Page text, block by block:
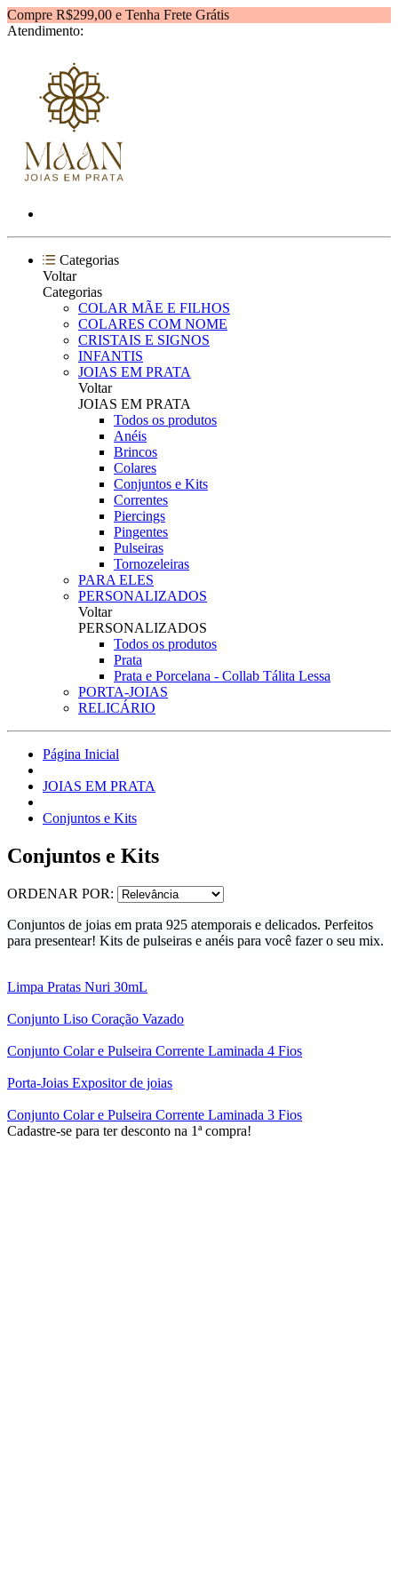
Compre R$299,00 e Tenha Frete Grátis
Atendimento:
Categorias
Voltar
Categorias
COLAR MÃE E FILHOS
COLARES COM NOME
CRISTAIS E SIGNOS
INFANTIS
JOIAS EM PRATA
Voltar
JOIAS EM PRATA
Todos os produtos
Anéis
Brincos
Colares
Conjuntos e Kits
Correntes
Piercings
Pingentes
Pulseiras
Tornozeleiras
PARA ELES
PERSONALIZADOS
Voltar
PERSONALIZADOS
Todos os produtos
Prata
Prata e Porcelana - Collab Tálita Lessa
PORTA-JOIAS
RELICÁRIO
Página Inicial
JOIAS EM PRATA
Conjuntos e Kits
Conjuntos e Kits
ORDENAR POR:
Conjuntos de joias em prata 925 atemporais e delicados. Perfeitos
para presentear! Kits de pulseiras e anéis para você fazer o seu mix.
Limpa Pratas Nuri 30mL
Conjunto Liso Coração Vazado
Conjunto Colar e Pulseira Corrente Laminada 4 Fios
Porta-Joias Expositor de joias
Conjunto Colar e Pulseira Corrente Laminada 3 Fios
Cadastre-se para ter desconto na 1ª compra!